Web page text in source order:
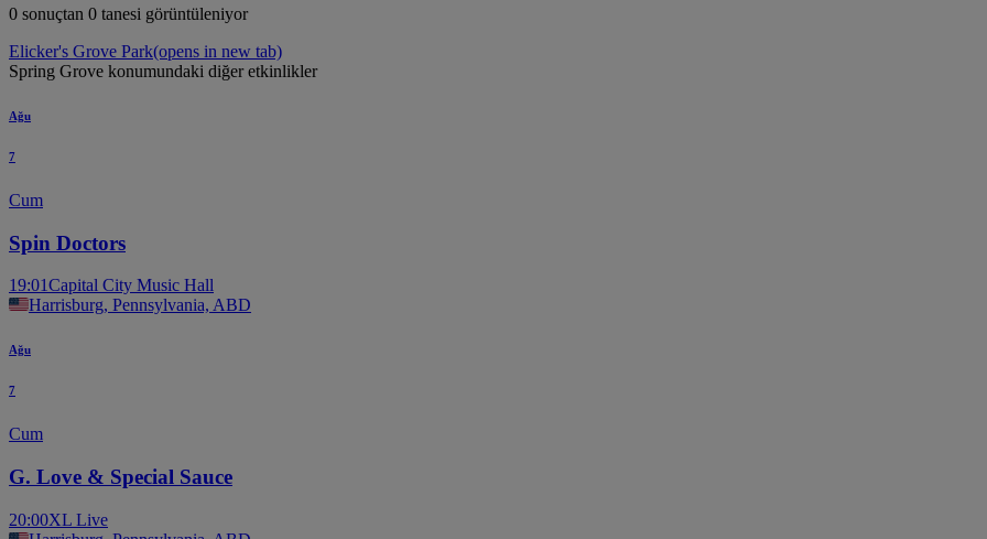
0 sonuçtan 0 tanesi görüntüleniyor
Elicker's Grove Park(opens in new tab)
Spring Grove konumundaki diğer etkinlikler
Ağu
7
Cum
Spin Doctors
19:01Capital City Music Hall
Harrisburg, Pennsylvania, ABD
Ağu
7
Cum
G. Love & Special Sauce
20:00XL Live